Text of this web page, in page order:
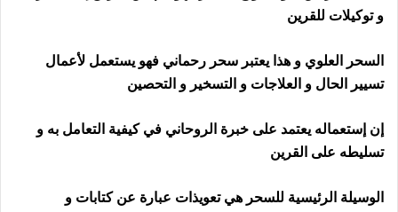
و توكيلات للقرين
السحر العلوي و هذا يعتبر سحر رحماني فهو يستعمل لأعمال
تسيير الحال و العلاجات و التسخير و التحصين
إن إستعماله يعتمد على خبرة الروحاني في كيفية التعامل به و
تسليطه على القرين
الوسيلة الرئيسية للسحر هي تعويذات عبارة عن كتابات و